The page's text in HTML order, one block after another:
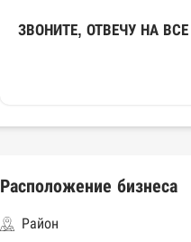
ЗВОНИТЕ, ОТВЕЧУ НА
Расположение бизнеса
Район